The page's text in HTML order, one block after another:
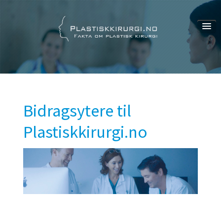
Om oss
Om oss
Bidragsytere
Personvern
Bidragsytere til
Plastiskkirurgi.no